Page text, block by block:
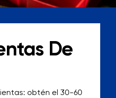
De
obtén el 30-60